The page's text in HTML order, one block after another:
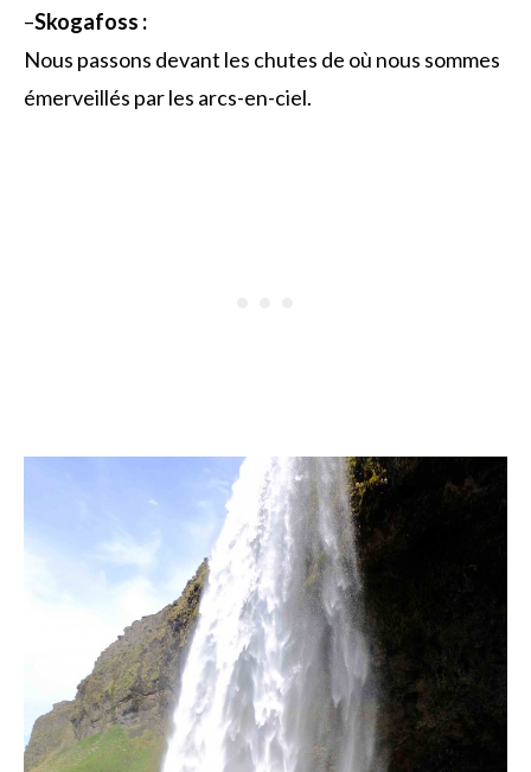
–Skogafoss :
Nous passons devant les chutes de où nous sommes
émerveillés par les arcs-en-ciel.